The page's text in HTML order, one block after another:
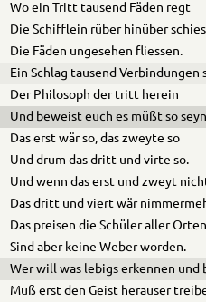
Wo ein Tritt tausend Fäden regt
Die Schifflein rüber hinüber
Die Fäden ungesehen fliessen.
Ein Schlag tausend Verbindungen
Der Philosoph der tritt herein
Und beweist euch es müßt so
Das erst wär so, das zweyte so
Und drum das dritt und virte so.
Und wenn das erst und zweyt
Das dritt und viert wär
Das preisen die Schüler aller
Sind aber keine Weber worden.
Wer will was lebigs erkennen und
Muß erst den Geist herauser